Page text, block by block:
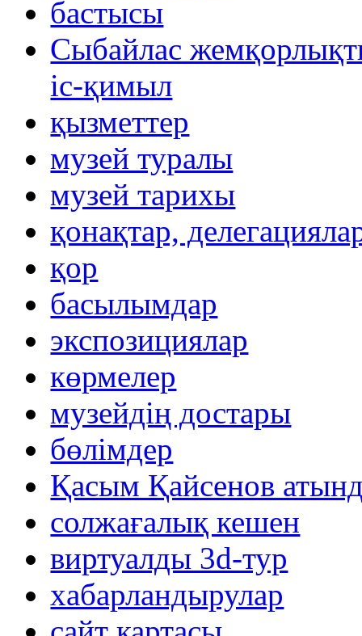
бастысы
Сыбайлас
іс-қимыл
қызметтер
музей туралы
музей тарихы
қонақтар,
қор
басылымдар
экспозициялар
көрмелер
музейдің достары
бөлімдер
Қасым Қайсенов
солжағалық кешен
виртуалды 3d-тур
xабарландырулар